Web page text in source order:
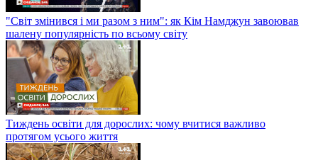
"Світ змінився і ми разом з ним": як Кім Намджун завоював
шалену популярність по всьому світу
Тиждень освіти для дорослих: чому вчитися важливо
протягом усього життя